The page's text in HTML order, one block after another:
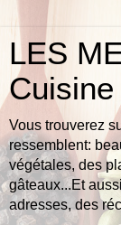
LES
Vous trouverez
ressemblent:
végétales, des
gâteaux...Et
adresses, des